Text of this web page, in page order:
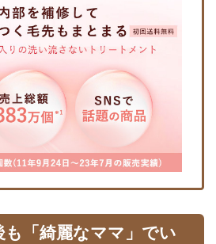
も「綺麗なママ」でい